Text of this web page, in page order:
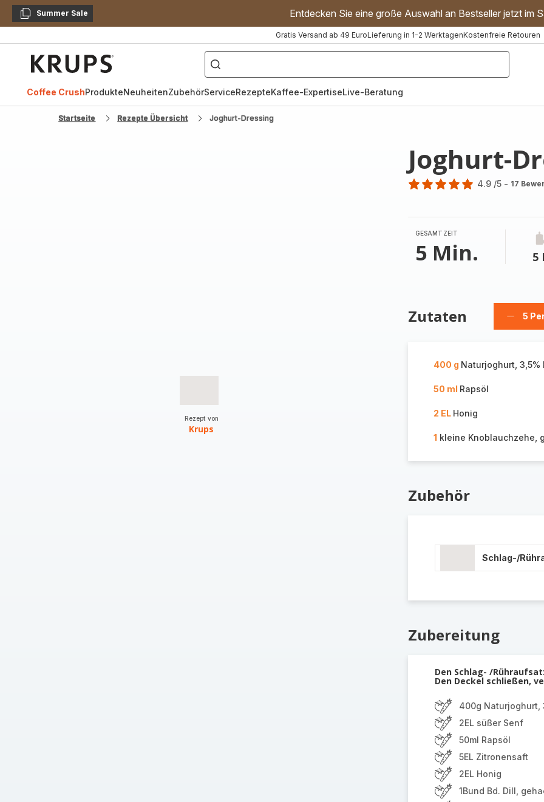
KopierenSummer Sale Entdecken Sie eine große Auswahl an Bestseller jetzt im
Gratis Versand ab 49 EuroLieferung in 1-2 WerktagenKostenfreie Retouren
["Kaffeevollautomat","Handmixer","Waffeleisen"]
Coffee CrushProdukteNeuheitenZubehörServiceRezepteKaffee-ExpertiseLive-Beratung
Startseite Rezepte Übersicht Joghurt-Dressing
Rezept von
Krups
Joghurt-
4.9 /5 - 17
GESAMTZEIT
5 Min. 5
Zutaten 5
400 g Naturjoghurt, 3,5%
50 ml Rapsöl
2 EL Honig
1 kleine Knoblauchzehe,
Zubehör
Schlag-/
Zubereitung
Den Schlag- /
Den Deckel schließen,
400g Naturjoghurt,
2EL süßer Senf
50ml Rapsöl
5EL Zitronensaft
2EL Honig
1Bund Bd. Dill,